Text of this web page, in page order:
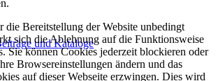
und Kataloge
die Bereitstellung der Website unbedingt
sich die Ablehnung auf die Funktionsweise
Sie können Cookies jederzeit blockieren oder
Browsereinstellungen ändern und das
auf dieser Webseite erzwingen. Dies wird